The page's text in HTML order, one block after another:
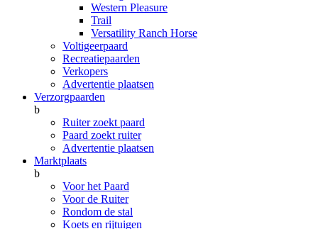
Western Pleasure
Trail
Versatility Ranch Horse
Voltigeerpaard
Recreatiepaarden
Verkopers
Advertentie plaatsen
Verzorgpaarden
b
Ruiter zoekt paard
Paard zoekt ruiter
Advertentie plaatsen
Marktplaats
b
Voor het Paard
Voor de Ruiter
Rondom de stal
Koets en rijtuigen